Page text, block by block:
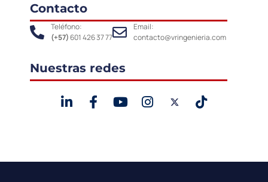
Contacto
Teléfono:
(+57)601 426 37 77
Email:
contacto@vringenieria.com
Nuestras redes